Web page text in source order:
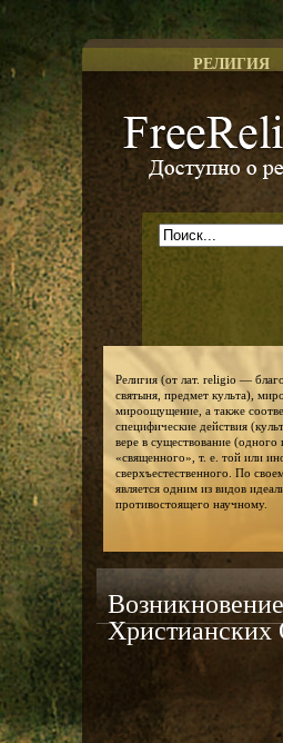
РЕЛИГИЯ
Религия (от лат. religio —
святыня, предмет культа),
мироощущение, а также
специфические действия
вере в существование (одного
«священного», т. е. той или
сверхъестественного. По
является одним из видов
противостоящего научному.